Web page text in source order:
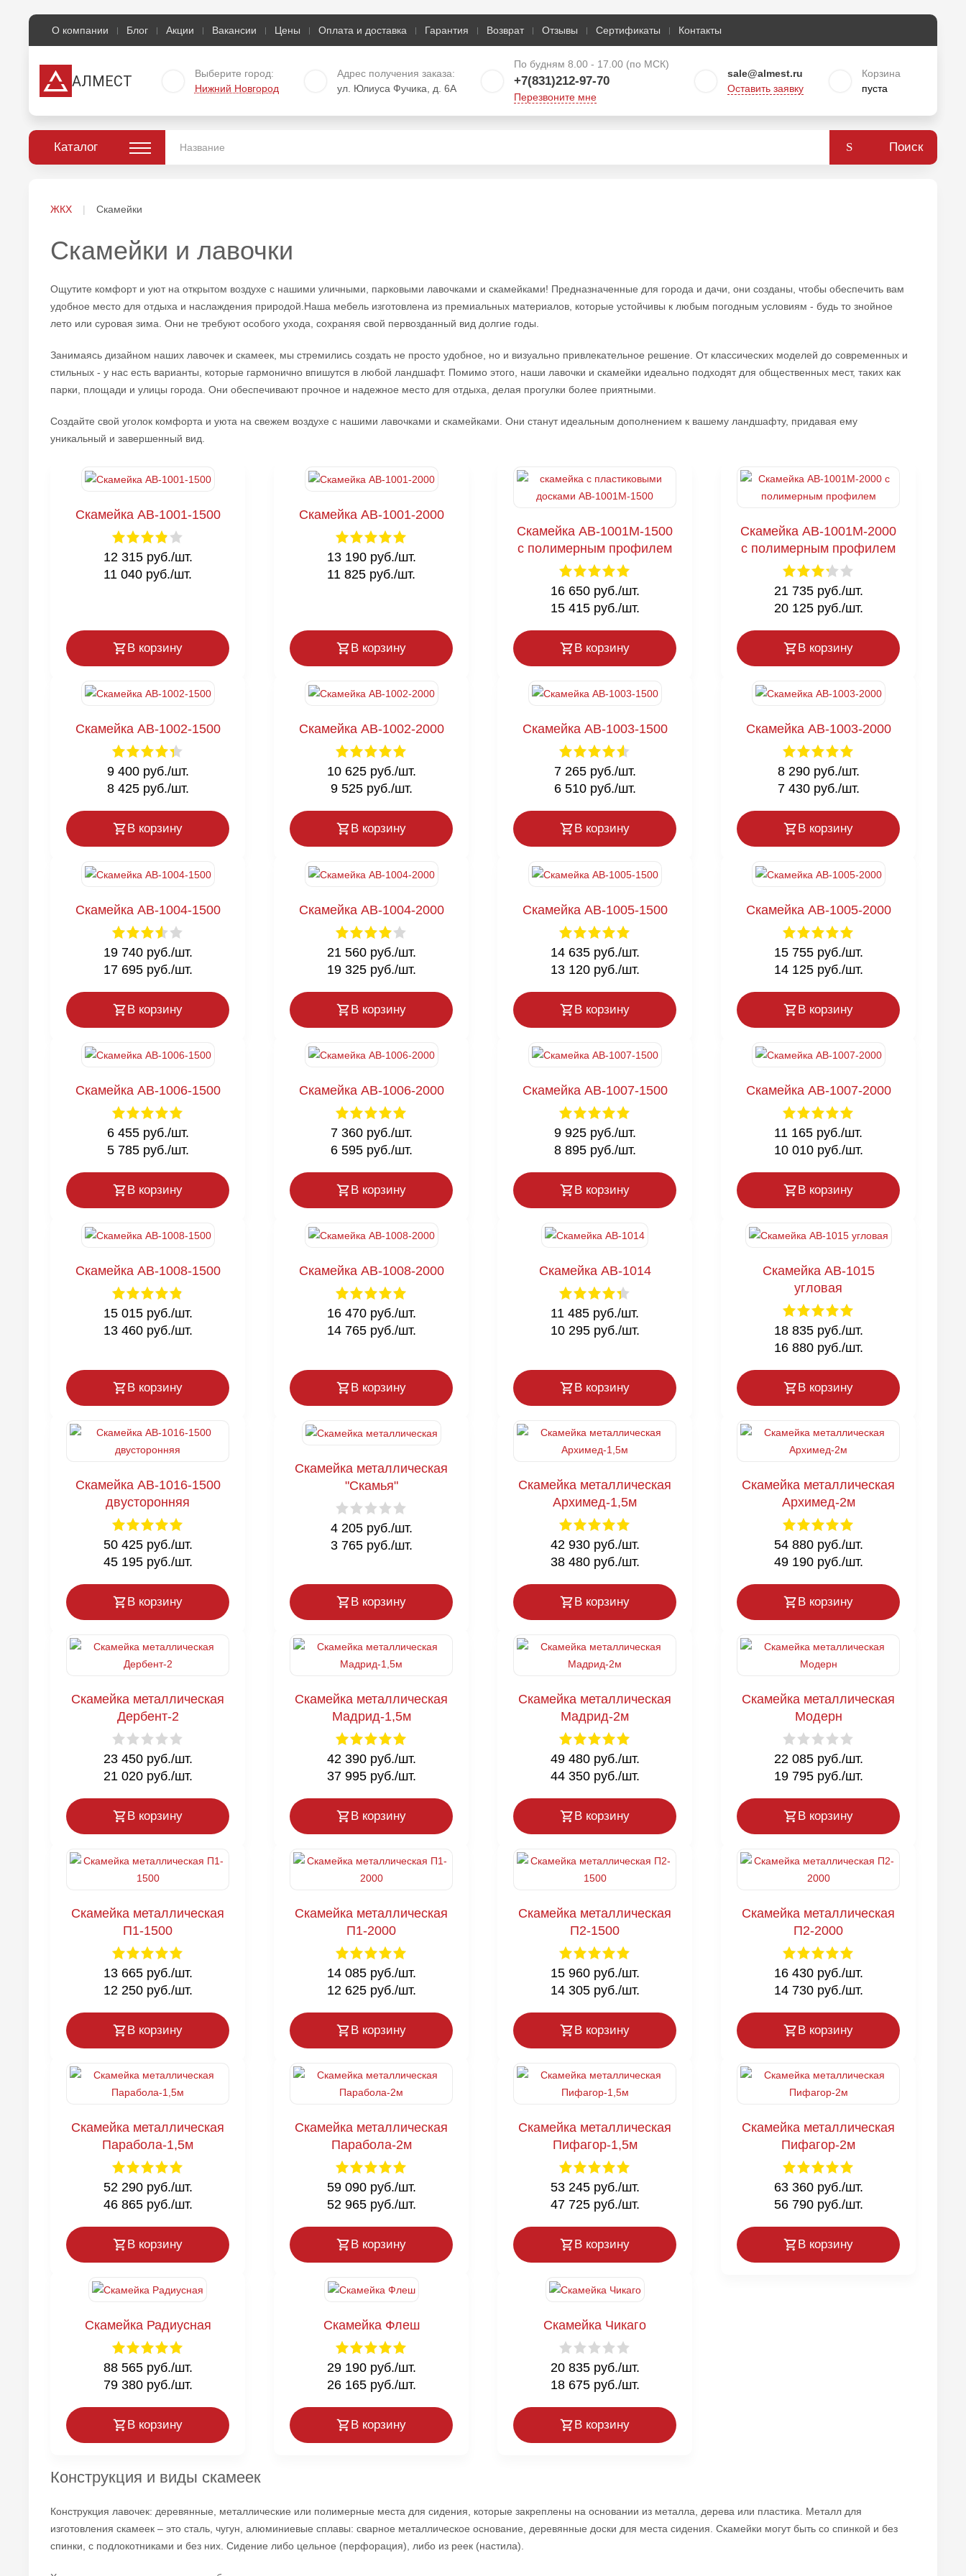
О компании Блог Акции Вакансии Цены Оплата и доставка Гарантия Возврат Отзывы Сертификаты Контакты
АЛМЕСТ
Выберите город:
Нижний Новгород
Адрес получения заказа:
ул. Юлиуса Фучика, д. 6А
По будням 8.00 - 17.00 (по МСК)
+7(831)212-97-70
Перезвоните мне
sale@almest.ru
Оставить заявку
Корзина
пуста
Каталог Поиск
ЖКХ Скамейки
Скамейки и лавочки
Ощутите комфорт и уют на открытом воздухе с нашими уличными, парковыми лавочками и скамейками! Предназначенные для города и дачи, они созданы, чтобы обеспечить вам
удобное место для отдыха и наслаждения природой.Наша мебель изготовлена из премиальных материалов, которые устойчивы к любым погодным условиям - будь то знойное
лето или суровая зима. Они не требуют особого ухода, сохраняя свой первозданный вид долгие годы.
Занимаясь дизайном наших лавочек и скамеек, мы стремились создать не просто удобное, но и визуально привлекательное решение. От классических моделей до современных и
стильных - у нас есть варианты, которые гармонично впишутся в любой ландшафт. Помимо этого, наши лавочки и скамейки идеально подходят для общественных мест, таких как
парки, площади и улицы города. Они обеспечивают прочное и надежное место для отдыха, делая прогулки более приятными.
Создайте свой уголок комфорта и уюта на свежем воздухе с нашими лавочками и скамейками. Они станут идеальным дополнением к вашему ландшафту, придавая ему
уникальный и завершенный вид.
Скамейка AB-1001-1500
12 315 руб./шт.
11 040 руб./шт.
В корзину
Скамейка AB-1001-2000
13 190 руб./шт.
11 825 руб./шт.
В корзину
Скамейка AB-1001M-1500
с полимерным профилем
16 650 руб./шт.
15 415 руб./шт.
В корзину
Скамейка AB-1001M-2000
с полимерным профилем
21 735 руб./шт.
20 125 руб./шт.
В корзину
Скамейка AB-1002-1500
9 400 руб./шт.
8 425 руб./шт.
В корзину
Скамейка AB-1002-2000
10 625 руб./шт.
9 525 руб./шт.
В корзину
Скамейка AB-1003-1500
7 265 руб./шт.
6 510 руб./шт.
В корзину
Скамейка AB-1003-2000
8 290 руб./шт.
7 430 руб./шт.
В корзину
Скамейка AB-1004-1500
19 740 руб./шт.
17 695 руб./шт.
В корзину
Скамейка AB-1004-2000
21 560 руб./шт.
19 325 руб./шт.
В корзину
Скамейка AB-1005-1500
14 635 руб./шт.
13 120 руб./шт.
В корзину
Скамейка AB-1005-2000
15 755 руб./шт.
14 125 руб./шт.
В корзину
Скамейка AB-1006-1500
6 455 руб./шт.
5 785 руб./шт.
В корзину
Скамейка AB-1006-2000
7 360 руб./шт.
6 595 руб./шт.
В корзину
Скамейка AB-1007-1500
9 925 руб./шт.
8 895 руб./шт.
В корзину
Скамейка AB-1007-2000
11 165 руб./шт.
10 010 руб./шт.
В корзину
Скамейка AB-1008-1500
15 015 руб./шт.
13 460 руб./шт.
В корзину
Скамейка AB-1008-2000
16 470 руб./шт.
14 765 руб./шт.
В корзину
Скамейка AB-1014
11 485 руб./шт.
10 295 руб./шт.
В корзину
Скамейка AB-1015
угловая
18 835 руб./шт.
16 880 руб./шт.
В корзину
Скамейка AB-1016-1500
двусторонняя
50 425 руб./шт.
45 195 руб./шт.
В корзину
Скамейка металлическая
"Скамья"
4 205 руб./шт.
3 765 руб./шт.
В корзину
Скамейка металлическая
Архимед-1,5м
42 930 руб./шт.
38 480 руб./шт.
В корзину
Скамейка металлическая
Архимед-2м
54 880 руб./шт.
49 190 руб./шт.
В корзину
Скамейка металлическая
Дербент-2
23 450 руб./шт.
21 020 руб./шт.
В корзину
Скамейка металлическая
Мадрид-1,5м
42 390 руб./шт.
37 995 руб./шт.
В корзину
Скамейка металлическая
Мадрид-2м
49 480 руб./шт.
44 350 руб./шт.
В корзину
Скамейка металлическая
Модерн
22 085 руб./шт.
19 795 руб./шт.
В корзину
Скамейка металлическая
П1-1500
13 665 руб./шт.
12 250 руб./шт.
В корзину
Скамейка металлическая
П1-2000
14 085 руб./шт.
12 625 руб./шт.
В корзину
Скамейка металлическая
П2-1500
15 960 руб./шт.
14 305 руб./шт.
В корзину
Скамейка металлическая
П2-2000
16 430 руб./шт.
14 730 руб./шт.
В корзину
Скамейка металлическая
Парабола-1,5м
52 290 руб./шт.
46 865 руб./шт.
В корзину
Скамейка металлическая
Парабола-2м
59 090 руб./шт.
52 965 руб./шт.
В корзину
Скамейка металлическая
Пифагор-1,5м
53 245 руб./шт.
47 725 руб./шт.
В корзину
Скамейка металлическая
Пифагор-2м
63 360 руб./шт.
56 790 руб./шт.
В корзину
Скамейка Радиусная
88 565 руб./шт.
79 380 руб./шт.
В корзину
Скамейка Флеш
29 190 руб./шт.
26 165 руб./шт.
В корзину
Скамейка Чикаго
20 835 руб./шт.
18 675 руб./шт.
В корзину
Конструкция и виды скамеек
Конструкция лавочек: деревянные, металлические или полимерные места для сидения, которые закреплены на основании из металла, дерева или пластика. Металл для
изготовления скамеек – это сталь, чугун, алюминиевые сплавы: сварное металлическое основание, деревянные доски для места сидения. Скамейки могут быть со спинкой и без
спинки, с подлокотниками и без них. Сидение либо цельное (перфорация), либо из реек (настила).